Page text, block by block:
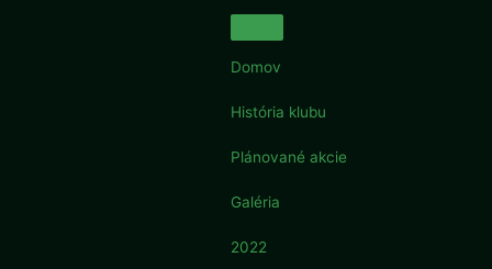
Domov
História klubu
Plánované akcie
Galéria
2022